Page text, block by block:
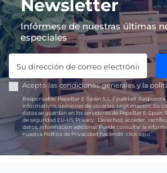
Newsletter
Infórmese de nuestras últimas
especiales
Acepto las condiciones generales y la
Responsable:PepeBar E-Spain S.L. Finalidad: Respuesta
informativos, opiniones de usuarios. Legitimación: Su
datos se guardan en los servidores de PepeBar E-Spain
de seguridad EU-US Privacy.
Derechos: acceder,
datos.Información adicional:Puede consultar la
nuestra Política de Privacidad haciendoclick aquí.